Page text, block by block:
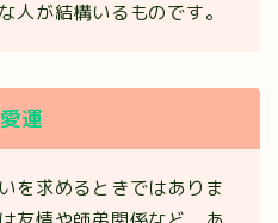
人が結構いるものです。
運
を求めるときではありま